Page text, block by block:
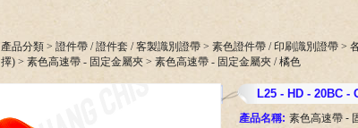
產品分類 > 證件帶 / 證件套 / 客製識別證帶 > 素色證件帶 / 印刷識別證帶 >
擇) > 素色高速帶 - 固定金屬夾 > 素色高速帶 - 固定金屬夾 / 橘色
L25 - HD - 20BC -
產品名稱: 素色高速帶 -